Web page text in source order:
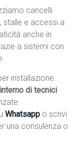
cancelli
stalle e accessi a
anche in
a sistemi con
installazione
di tecnici
Whatsapp o scrivi
una consulenza o